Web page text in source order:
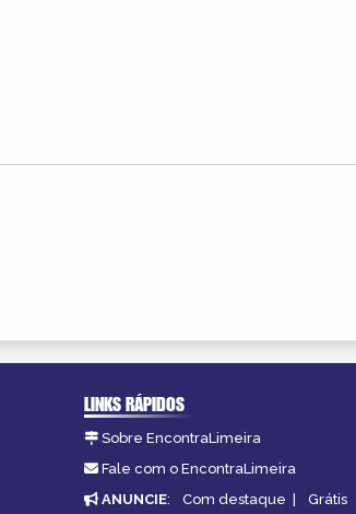
LINKS RÁPIDOS
Sobre EncontraLimeira
Fale com o EncontraLimeira
ANUNCIE: Com destaque | Grátis